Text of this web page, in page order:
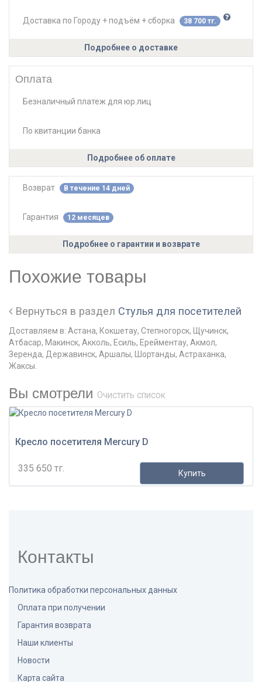
Доставка по Городу + подъём + сборка 38 700 тг.
Подробнее о доставке
Оплата
Безналичный платеж для юр.лиц
По квитанции банка
Подробнее об оплате
Возврат В течение 14 дней
Гарантия 12 месяцев
Подробнее о гарантии и возврате
Похожие товары
Вернуться в раздел Стулья для посетителей
Доставляем в: Астана, Кокшетау, Степногорск, Щучинск,
Атбасар, Макинск, Акколь, Есиль, Ерейментау, Акмол,
Зеренда, Державинск, Аршалы, Шортанды, Астраханка,
Жаксы.
Вы смотрели Очистить список
Кресло посетителя Mercury D
335 650 тг. Купить
Контакты
Политика обработки персональных данных
Оплата при получении
Гарантия возврата
Наши клиенты
Новости
Карта сайта